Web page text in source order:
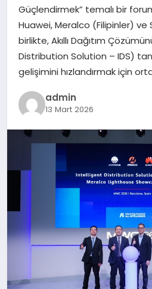
Güçlendirmek” temalı bir
Huawei, Meralco (Filipinler) ve
birlikte, Akıllı Dağıtım
Distribution Solution – IDS)
gelişimini hızlandırmak için
admin
13 Mart 2026